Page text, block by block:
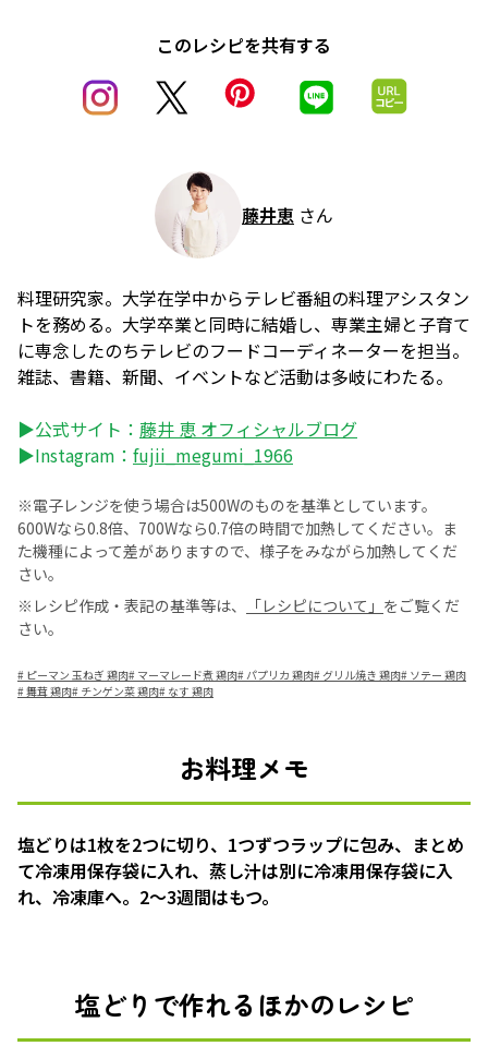
このレシピを共有する
藤井恵 さん
料理研究家。大学在学中からテレビ番組の料理アシスタン
トを務める。大学卒業と同時に結婚し、専業主婦と子育て
に専念したのちテレビのフードコーディネーターを担当。
雑誌、書籍、新聞、イベントなど活動は多岐にわたる。
▶公式サイト： 藤井 恵 オフィシャルブログ
▶Instagram： fujii_megumi_1966
※電子レンジを使う場合は500Wのものを基準としています。
600Wなら0.8倍、700Wなら0.7倍の時間で加熱してください。ま
た機種によって差がありますので、様子をみながら加熱してくだ
さい。
※レシピ作成・表記の基準等は、
「レシピについて」 をご覧くだ
さい。
# ピーマン 玉ねぎ 鶏肉# マーマレード煮 鶏肉#パプリカ 鶏肉# グリル焼き 鶏肉# ソテー 鶏肉
#舞茸 鶏肉# チンゲン菜 鶏肉# なす 鶏肉
お料理メモ
塩どりは1枚を2つに切り、1つずつラップに包み、まとめ
て冷凍用保存袋に入れ、蒸し汁は別に冷凍用保存袋に入
れ、冷凍庫へ。2〜3週間はもつ。
塩どりで作れるほかのレシピ